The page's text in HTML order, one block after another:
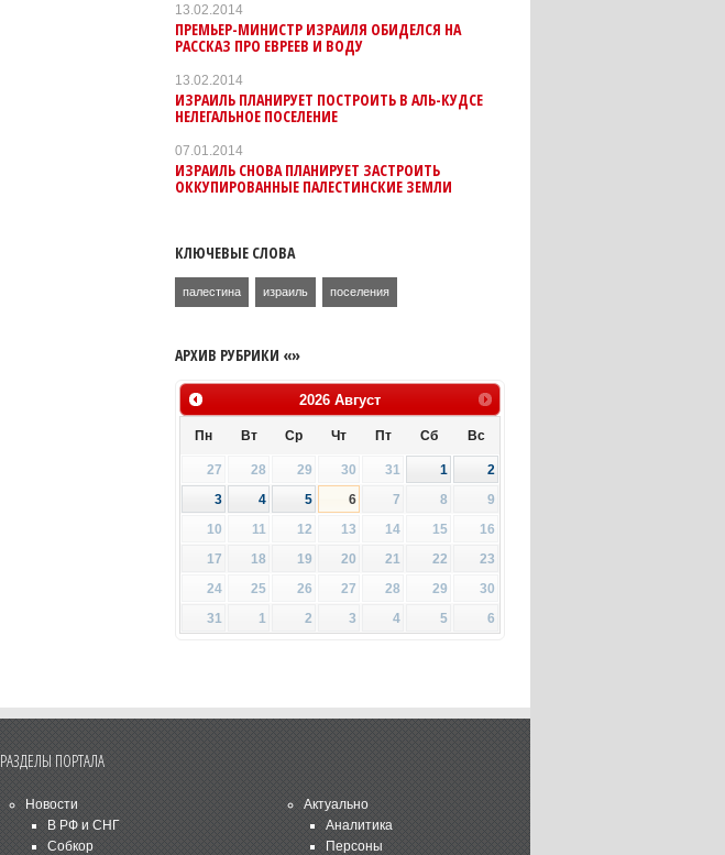
13.02.2014
ПРЕМЬЕР-МИНИСТР ИЗРАИЛЯ ОБИДЕЛСЯ НА
РАССКАЗ ПРО ЕВРЕЕВ И ВОДУ
13.02.2014
ИЗРАИЛЬ ПЛАНИРУЕТ ПОСТРОИТЬ В АЛЬ-КУДСЕ
НЕЛЕГАЛЬНОЕ ПОСЕЛЕНИЕ
07.01.2014
ИЗРАИЛЬ СНОВА ПЛАНИРУЕТ ЗАСТРОИТЬ
ОККУПИРОВАННЫЕ ПАЛЕСТИНСКИЕ ЗЕМЛИ
КЛЮЧЕВЫЕ СЛОВА
палестина израиль поселения
АРХИВ РУБРИКИ «»
2026 Август
Пн Вт Ср Чт Пт Сб Вс
27 28 29 30 31 1
2
3
4 5 6 7 8
9
10
11 12 13 14 15
16
17
18 19 20 21 22
23
24
25 26 27 28 29
30
31
1 2 3 4 5 6
РАЗДЕЛЫ ПОРТАЛА
Новости
В РФ и СНГ
Собкор
Актуально
Аналитика
Персоны